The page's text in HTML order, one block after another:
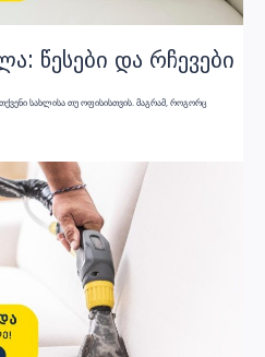
წესები და რჩევები
სახლისა თუ ოფისისთვის. მაგრამ, როგორც